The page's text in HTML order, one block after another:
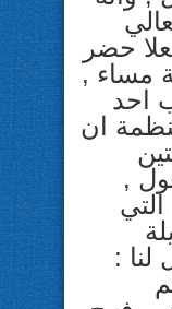
حضر
مساء ,
احد
ان
,
: